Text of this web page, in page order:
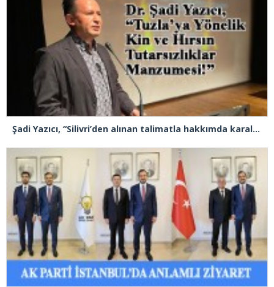
Şadi Yazıcı, “Silivri’den alınan talimatla hakkımda karalama kampanyası yürütülüyor”